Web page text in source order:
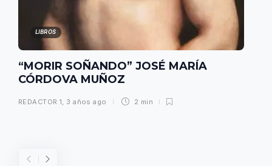
LIBROS
“MORIR SOÑANDO” JOSÉ MARÍA
CÓRDOVA MUÑOZ
REDACTOR 1, 3 años ago 2 min